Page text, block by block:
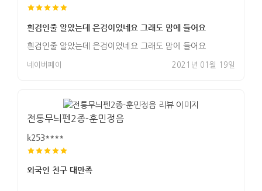
흰검인줄 알았는데 은검이었네요 그래도 맘에 들어요
흰검인줄 알았는데 은검이었네요 그래도 맘에 들어요
네이버페이 2021년 01월 19일
전통무늬펜2종-훈민정음
k253****
외국인 친구 대만족